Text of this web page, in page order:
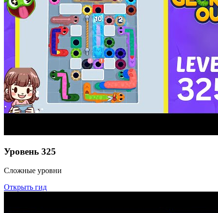
Уровень 325
Сложные уровни
Открыть гид